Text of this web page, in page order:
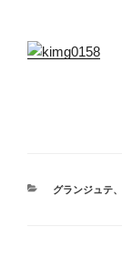
カ
グランジュテ、